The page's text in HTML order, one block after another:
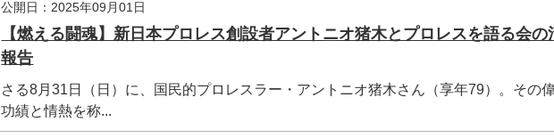
公開日：2025年09月01日
【燃える闘魂】新日本プロレス創設者アントニオ猪木とプロレスを語る会の
報告
さる8月31日（日）に、国民的プロレスラー・アントニオ猪木さん（享年79）。その
功績と情熱を称...